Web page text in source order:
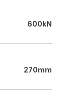
600kN
270mm